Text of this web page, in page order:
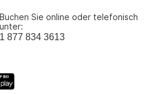
Buchen Sie online oder telefonisch
unter:
1 877 834 3613